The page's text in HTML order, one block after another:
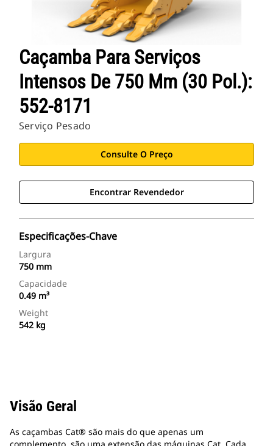
Aplicativos Cat
Caçamba Para Serviços
Intensos De 750 Mm (30 Pol.):
552-8171
Serviço Pesado
Consulte O Preço
Encontrar Revendedor
Especificações-Chave
Largura
750 mm
Capacidade
0.49 m³
Weight
542 kg
Visão Geral
As caçambas Cat® são mais do que apenas um